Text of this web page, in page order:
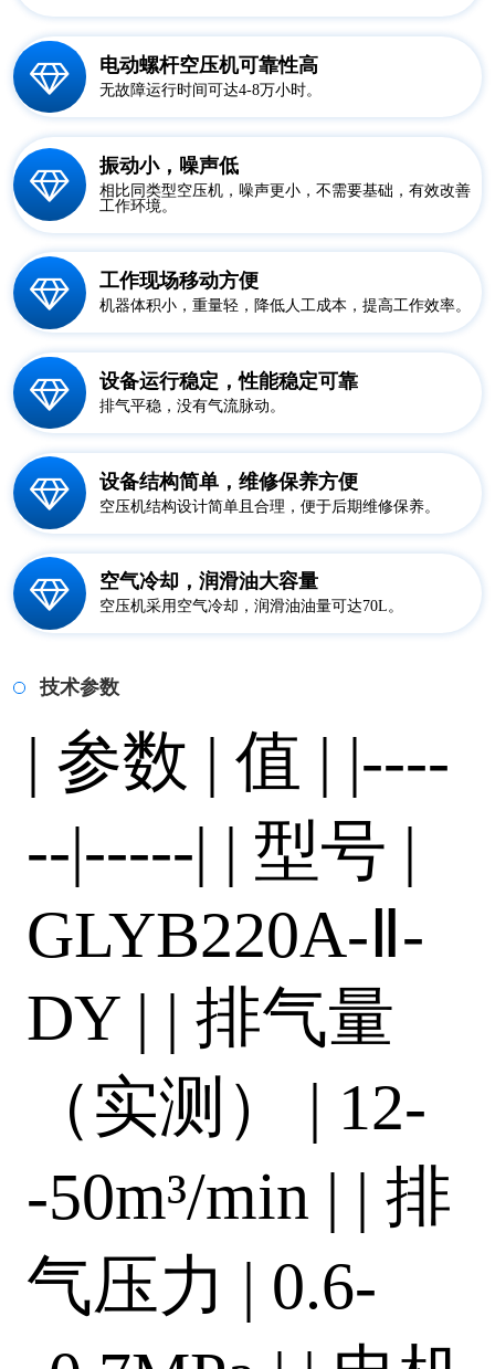
电动螺杆空压机可靠性高
无故障运行时间可达4-8万小时。
振动小，噪声低
相比同类型空压机，噪声更小，不需要基础，有效改善
工作环境。
工作现场移动方便
机器体积小，重量轻，降低人工成本，提高工作效率。
设备运行稳定，性能稳定可靠
排气平稳，没有气流脉动。
设备结构简单，维修保养方便
空压机结构设计简单且合理，便于后期维修保养。
空气冷却，润滑油大容量
空压机采用空气冷却，润滑油油量可达70L。
技术参数
| 参数 | 值 | |----
--|-----| | 型号 |
GLYB220A-Ⅱ-
DY | | 排气量
（实测） | 12-
-50m³/min | | 排
气压力 | 0.6-